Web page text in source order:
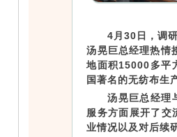
4月30日，调
汤晃巨总经理热情
地面积15000多平
国著名的无纺布生
汤晃巨总经理
服务方面展开了交
业情况以及对后续